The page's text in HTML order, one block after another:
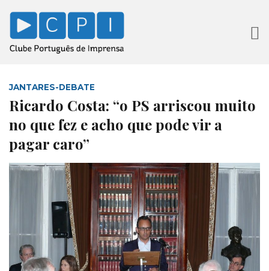
JANTARES-DEBATE
Ricardo Costa: “o PS arriscou muito
no que fez e acho que pode vir a
pagar caro”